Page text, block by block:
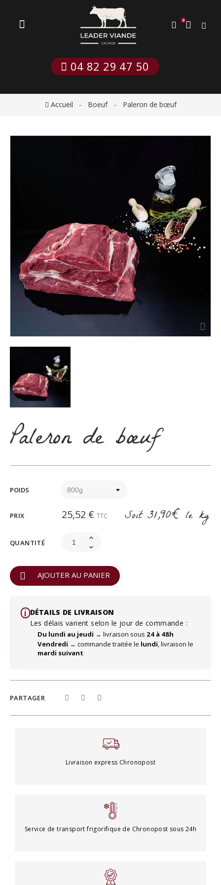
0
04 82 29 47 50
Accueil Boeuf Paleron de bœuf
Paleron de bœuf
POIDS
PRIX 25,52 € TTC Soit 31,90€ le kg
QUANTITÉ
AJOUTER AU PANIER
i️ DÉTAILS DE LIVRAISON
Les délais varient selon le jour de commande :
Du lundi au jeudi → livraison sous 24 à 48h
Vendredi → commande traitée le lundi, livraison le
mardi suivant
PARTAGER
Livraison express Chronopost
Service de transport frigorifique de Chronopost sous 24h